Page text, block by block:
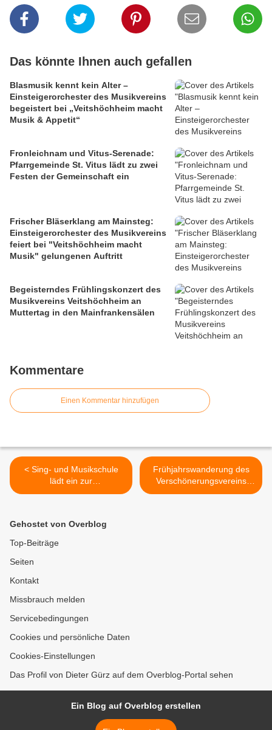
Das könnte Ihnen auch gefallen
Blasmusik kennt kein Alter –
Einsteigerorchester des Musikvereins
begeistert bei „Veitshöchheim macht
Musik & Appetit“
Fronleichnam und Vitus-Serenade:
Pfarrgemeinde St. Vitus lädt zu zwei
Festen der Gemeinschaft ein
Frischer Bläserklang am Mainsteg:
Einsteigerorchester des Musikvereins
feiert bei "Veitshöchheim macht
Musik" gelungenen Auftritt
Begeisterndes Frühlingskonzert des
Musikvereins Veitshöchheim an
Muttertag in den Mainfrankensälen
Kommentare
Einen Kommentar hinzufügen
< Sing- und Musikschule
lädt ein zur
Kinderbuchlesung "Knolle
2023
Frühjahrswanderung des
Verschönerungsvereins
Veitshöchheim führte in den
Gehostet von Overblog
Top-Beiträge
Seiten
Kontakt
Missbrauch melden
Servicebedingungen
Cookies und persönliche Daten
Cookies-Einstellungen
Das Profil von Dieter Gürz auf dem Overblog-Portal sehen
Ein Blog auf Overblog erstellen